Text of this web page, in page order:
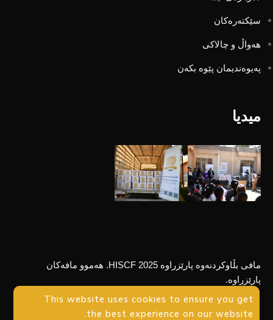
This website uses cookies to ensure you get
the best experience on our website.
سێکتەرەکان
هەواڵ و چالاکی
پەیوەندیمان پێوە بکەن
میدیا
مافی بڵاوکردنەوە پارێزراوە 2025 HISCF. هەموو مافەکان
پارێزراوە.